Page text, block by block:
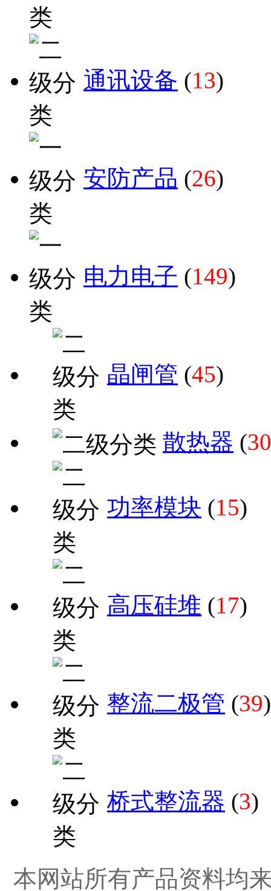
通讯设备 (13)
安防产品 (26)
电力电子 (149)
晶闸管 (45)
散热器 (30
功率模块 (15)
高压硅堆 (17)
整流二极管 (39)
桥式整流器 (3)
本网站所有产品资料均